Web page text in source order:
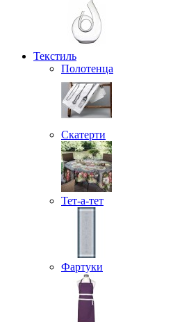
Текстиль
Полотенца
Скатерти
Тет-а-тет
Фартуки